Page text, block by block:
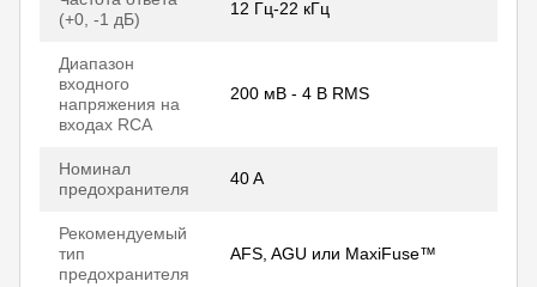
(+0, -1 дБ)
12 Гц-22 кГц
Диапазон
входного
напряжения на
входах RCA
200 мВ - 4 В RMS
Номинал
предохранителя
40 A
Рекомендуемый
тип
предохранителя
AFS, AGU или MaxiFuse™